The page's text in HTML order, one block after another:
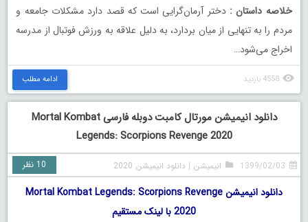
خلاصه داستان : دختر آرمان‌گرایی است که قصد دارد مشکلات جامعه و
مردم را به تنهایی از میان بردارد، به دلیل علاقه به ورزش فوتبال از مدرسه
اخراج می‌شود…
4558 بازدید ادامه مطلب
دانلود انیمیشن مورتال کامبت دوبله فارسی Mortal Kombat
Legends: Scorpions Revenge 2020
1399/02/03 انیمیشن | دانلود انیمیشن 2020 10 نظر
دانلود انیمیشن Mortal Kombat Legends: Scorpions Revenge
2020 با لینک مستقیم